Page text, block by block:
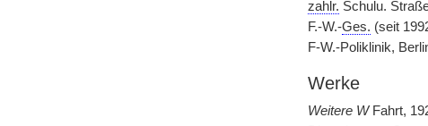
zahlr. Schulu.
F.-W.-Ges. (seit
F-W.-Poliklinik,
Werke
Weitere WFahrt,